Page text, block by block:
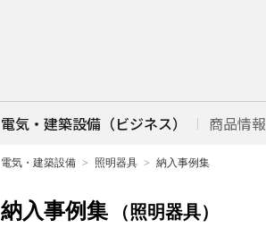
電気・建築設備（ビジネス） 商品情報
電気・建築設備 照明器具 納入事例集
納入事例集 （照明器具）